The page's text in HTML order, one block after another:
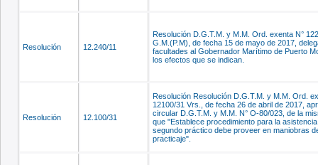
Resolución 12.240/11
Resolución D.G.T.M. y M.M. Ord. exenta N°
G.M.(P.M), de fecha 15 de mayo de 2017,
facultades al Gobernador Marítimo de Puerto
los efectos que se indican.
Resolución 12.100/31
Resolución Resolución D.G.T.M. y M.M. Ord.
12100/31 Vrs., de fecha 26 de abril de 2017,
circular D.G.T.M. y M.M. N° O-80/023, de la
que "Establece procedimiento para la
segundo práctico debe proveer en maniobras
practicaje".